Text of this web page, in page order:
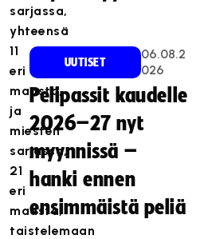
sarjassa,
yhteensä
11
eri
maasta,
ja
miesten
sarjassa,
21
eri
maasta,
taistelemaan
UUTISET
06.08.2
026
Pelipassit kaudelle
2026–27 nyt
myynnissä –
hanki ennen
ensimmäistä peliä